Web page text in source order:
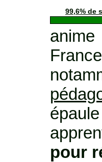
99,6% de
pour